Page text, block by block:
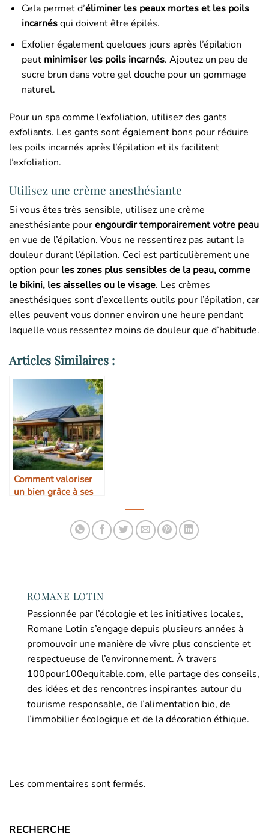
Cela permet d’éliminer les peaux mortes et les poils
incarnésqui doivent être épilés.
Exfolier également quelques jours après l’épilation
peut minimiser les poils incarnés. Ajoutez un peu de
sucre brun dans votre gel douche pour un gommage
naturel.
Pour un spa comme l’exfoliation, utilisez des gants
exfoliants. Les gants sont également bons pour réduire
les poils incarnés après l’épilation et ils facilitent
l’exfoliation.
Utilisez une crème anesthésiante
Si vous êtes très sensible, utilisez une crème
anesthésiante pourengourdir temporairement votre peau
en vue de l’épilation. Vous ne ressentirez pas autant la
douleur durant l’épilation. Ceci est particulièrement une
option pour les zones plus sensibles de la peau, comme
le bikini, les aisselles ou le visage. Les crèmes
anesthésiques sont d’excellents outils pour l’épilation, car
elles peuvent vous donner environ une heure pendant
laquelle vous ressentez moins de douleur que d’habitude.
Articles Similaires :
Comment valoriser
un bien grâce à ses
ROMANE LOTIN
Passionnée par l’écologie et les initiatives locales,
Romane Lotin s’engage depuis plusieurs années à
promouvoir une manière de vivre plus consciente et
respectueuse de l’environnement. À travers
100pour100equitable.com, elle partage des conseils,
des idées et des rencontres inspirantes autour du
tourisme responsable, de l’alimentation bio, de
l’immobilier écologique et de la décoration éthique.
Les commentaires sont fermés.
RECHERCHE